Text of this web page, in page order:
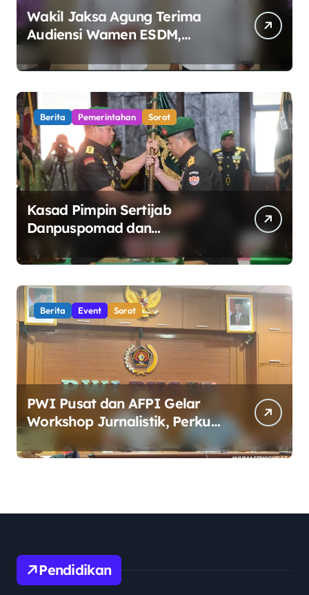
Wakil Jaksa Agung Terima
Audiensi Wamen ESDM,
Perkuat Sinergi Kawal Tata
Kelola Sektor Energi
Berita Pemerintahan Sorot
Kasad Pimpin Sertijab
Danpuspomad dan
Penguatan Organisasi TNI AD
yang Adaptif dan Profesional
Berita Event Sorot
PWI Pusat dan AFPI Gelar
Workshop Jurnalistik, Perkuat
Literasi Keuangan Digital bagi
Insan Pers
Pendidikan